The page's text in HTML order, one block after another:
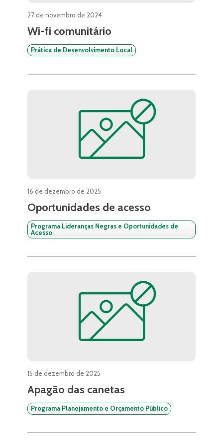
27 de novembro de 2024
Wi-fi comunitário
Prática de Desenvolvimento Local
16 de dezembro de 2025
Oportunidades de acesso
Programa Lideranças Negras e Oportunidades de
Acesso
15 de dezembro de 2025
Apagão das canetas
Programa Planejamento e Orçamento Público